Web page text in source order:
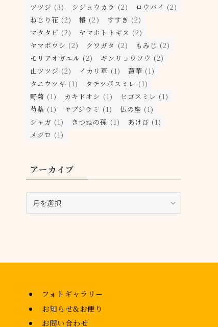
ツツジ (3) シジュウカラ (2) ロウバイ (2)
ねじり花 (2) 椿 (2) すすき (2)
マタタビ (2) ヤマホトトギス (2)
ヤマボウシ (2) クワガタ (2) もみじ (2)
モリアオガエル (2) ギンリョウソウ (2)
山ツツジ (2) イカリ草 (1) 蓮華 (1)
タニウツギ (1) タチツボスミレ (1)
野菊 (1) カキドオシ (1) ヒゴスミレ (1)
芍薬 (1) ヤブジラミ (1) 仏の座 (1)
シャガ (1) きつねの孫 (1) あけび (1)
メジロ (1)
アーカイブ
ー
フォトギャラリー
お知らせ&お便り
お問い合わせ